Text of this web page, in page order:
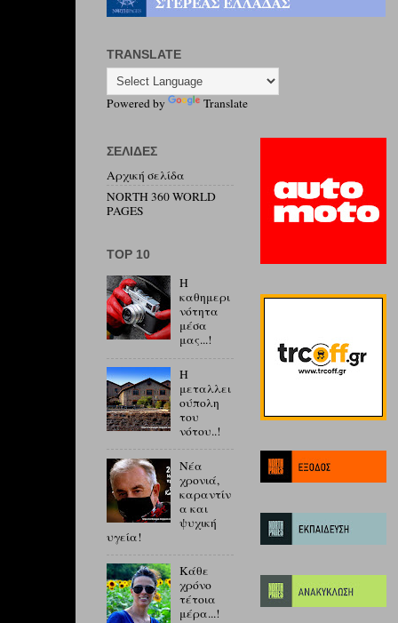
TRANSLATE
Powered by Translate
ΣΕΛΊΔΕΣ
Αρχική σελίδα
NORTH 360 WORLD
PAGES
ΤΟP 10
Η
καθημερι
νότητα
μέσα
μας...!
Η
μεταλλει
ούπολη
του
νότου..!
Νέα
χρονιά,
καραντίν
α και
ψυχική
υγεία!
Κάθε
χρόνο
τέτοια
μέρα...!